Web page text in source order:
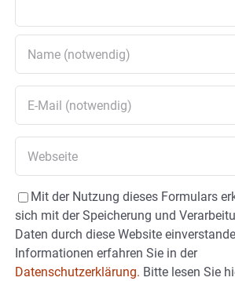
Mit der Nutzung dieses Formulars
sich mit der Speicherung und
Daten durch diese Website
Informationen erfahren Sie in der
Datenschutzerklärung. Bitte lesen Sie